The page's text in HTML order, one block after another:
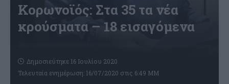
Κορωνοϊός: Στα 35 τα νέα
κρούσματα – 18 εισαγόμενα
Τελευταία ενημέρωση: 16/07/2020 στις 6:49 ΜΜ
Δημοσιεύτηκε 16 Ιουλίου 2020